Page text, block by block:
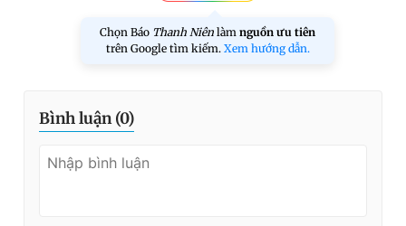
Chọn Báo Thanh Niên làm nguồn ưu tiên
trên Google tìm kiếm. Xem hướng dẫn.
Bình luận (0)